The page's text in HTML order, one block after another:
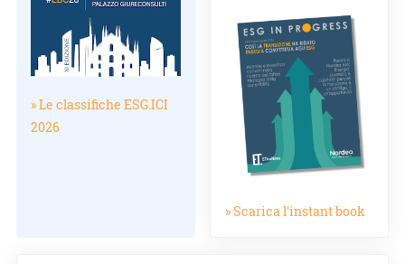
» Le classifiche ESG.ICI
2026
» Scarica l'instant book